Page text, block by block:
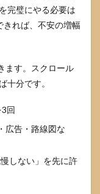
完璧にやる必要は
きれば、不安の増幅
ます。スクロール
十分です。
3回
広告・路線図な
慢しない」を先に許